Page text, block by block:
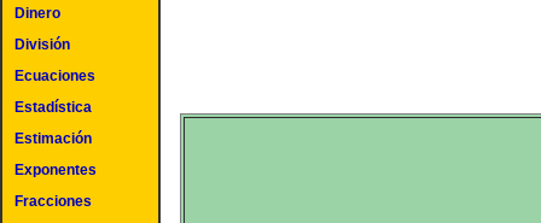
Dinero
División
Ecuaciones
Estadística
Estimación
Exponentes
Fracciones